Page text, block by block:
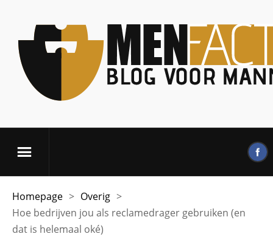
Homepage > Overig >
Hoe bedrijven jou als reclamedrager gebruiken (en
dat is helemaal oké)